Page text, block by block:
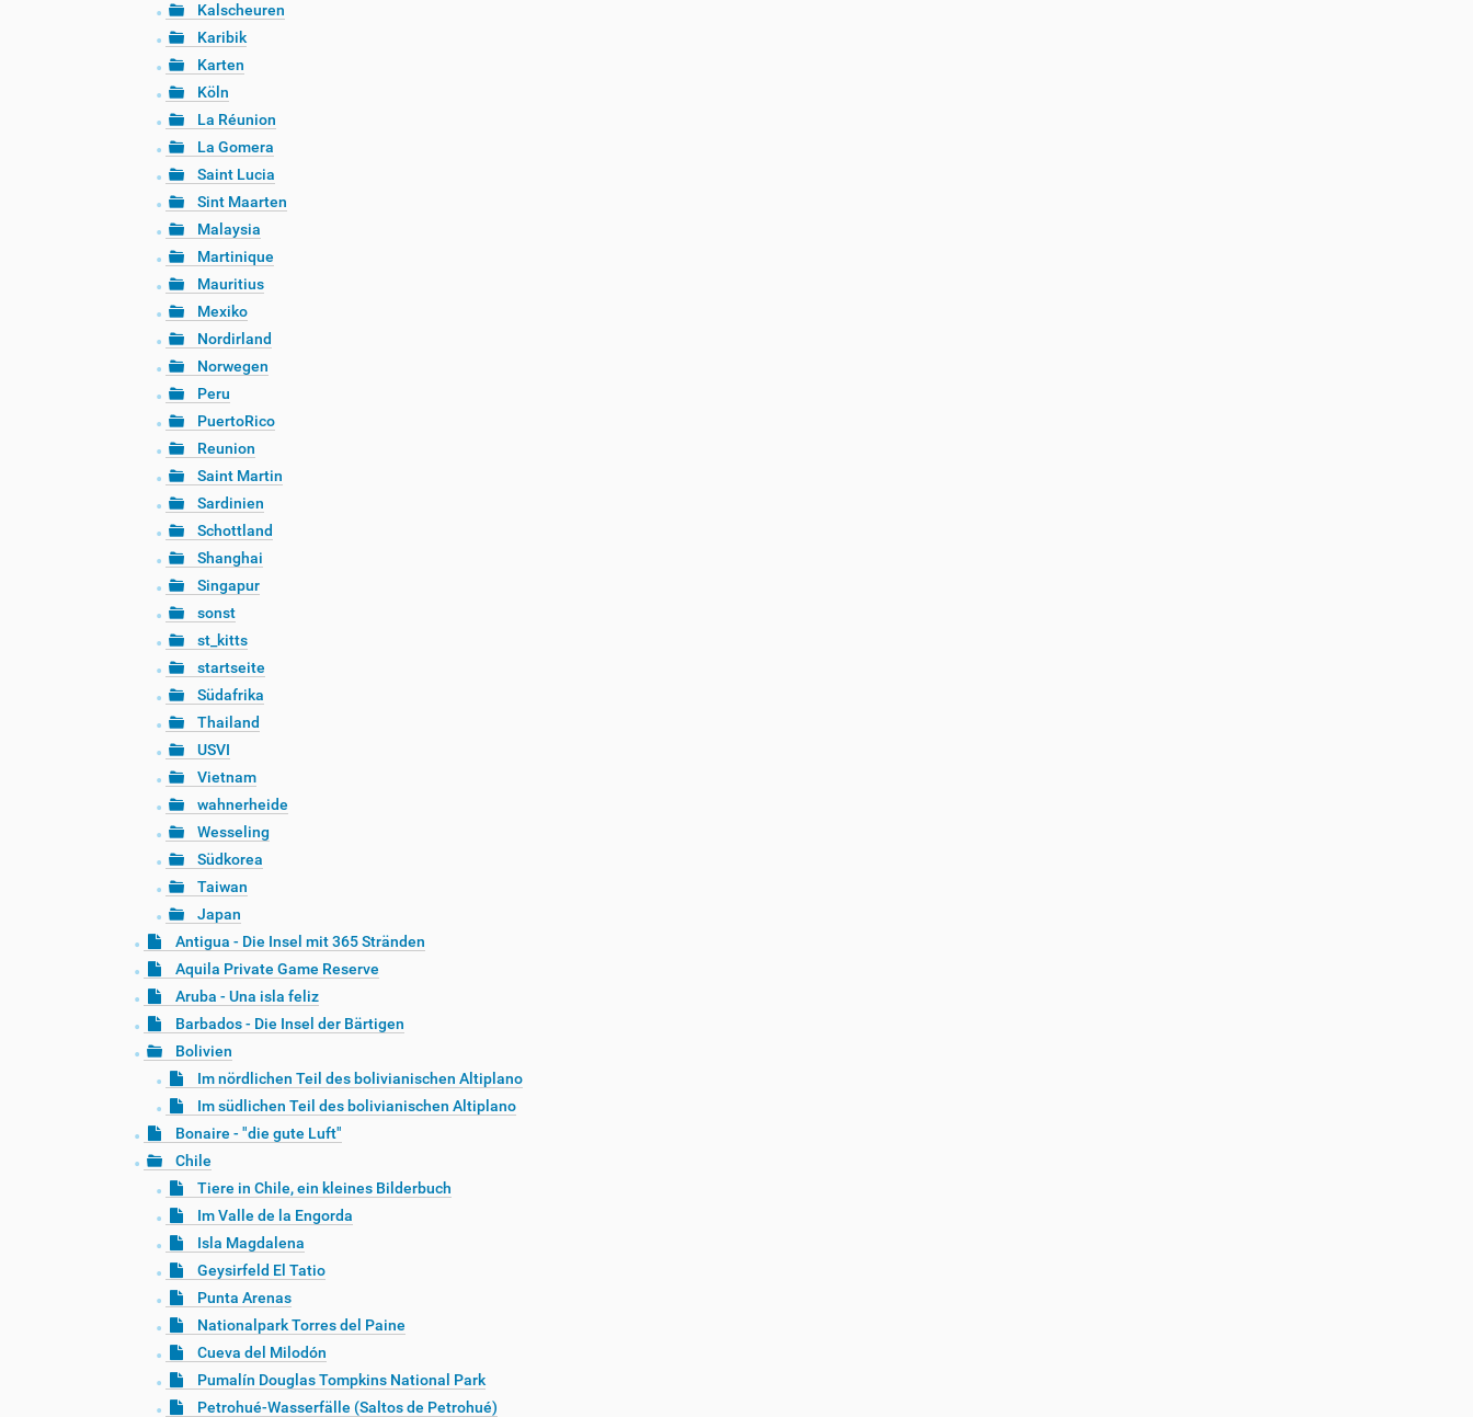
Kalscheuren
Karibik
Karten
Köln
La Réunion
La Gomera
Saint Lucia
Sint Maarten
Malaysia
Martinique
Mauritius
Mexiko
Nordirland
Norwegen
Peru
PuertoRico
Reunion
Saint Martin
Sardinien
Schottland
Shanghai
Singapur
sonst
st_kitts
startseite
Südafrika
Thailand
USVI
Vietnam
wahnerheide
Wesseling
Südkorea
Taiwan
Japan
Antigua - Die Insel mit 365 Stränden
Aquila Private Game Reserve
Aruba - Una isla feliz
Barbados - Die Insel der Bärtigen
Bolivien
Im nördlichen Teil des bolivianischen Altiplano
Im südlichen Teil des bolivianischen Altiplano
Bonaire - "die gute Luft"
Chile
Tiere in Chile, ein kleines Bilderbuch
Im Valle de la Engorda
Isla Magdalena
Geysirfeld El Tatio
Punta Arenas
Nationalpark Torres del Paine
Cueva del Milodón
Pumalín Douglas Tompkins National Park
Petrohué-Wasserfälle (Saltos de Petrohué)